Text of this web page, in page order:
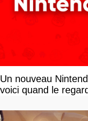
Un nouveau
voici quand le